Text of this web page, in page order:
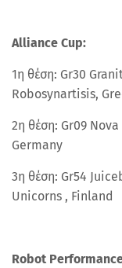
Alliance Cup:
1η θέση: Gr30
Robosynartisis,
2η θέση: Gr09
Germany
3η θέση: Gr54
Unicorns , Finland
Robot